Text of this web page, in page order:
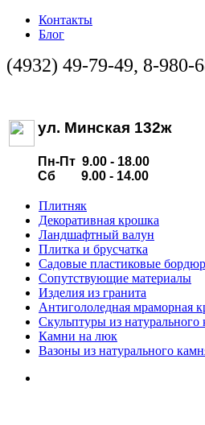
Контакты
Блог
(4932) 49-79-49, 8-980-
ул. Минская 132ж
Пн-Пт 9.00 - 18.00
Сб 9.00 - 14.00
Плитняк
Декоративная крошка
Ландшафтный валун
Плитка и брусчатка
Садовые пластиковые
Сопутствующие материалы
Изделия из гранита
Антигололедная мраморная
Скульптуры из натурального
Камни на люк
Вазоны из натурального